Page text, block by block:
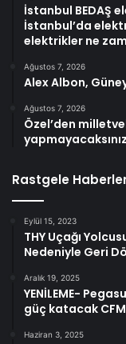
İstanbul BEDAŞ
İstanbul’da
elektrikler ne
Ağustos 7, 2026
Alex Albon,
Ağustos 7, 2026
Özel’den
Rastgele
Eylül 15, 2023
THY Uçağı
Nedeniyle Geri
Aralık 19, 2025
YENİLEME-
güç katacak
Haziran 3, 2025